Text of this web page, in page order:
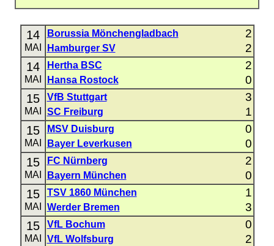
14
MAI
Borussia Mönchengladbach 2
Hamburger SV 2
14
MAI
Hertha BSC 2
Hansa Rostock 0
15
MAI
VfB Stuttgart 3
SC Freiburg 1
15
MAI
MSV Duisburg 0
Bayer Leverkusen 0
15
MAI
FC Nürnberg 2
Bayern München 0
15
MAI
TSV 1860 München 1
Werder Bremen 3
15
MAI
VfL Bochum 0
VfL Wolfsburg 2